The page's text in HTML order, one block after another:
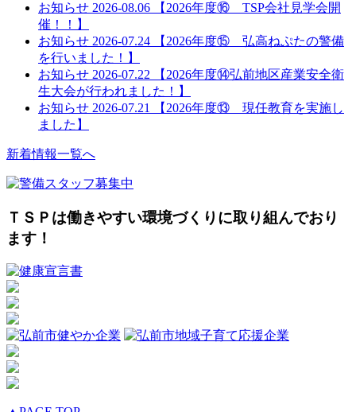
お知らせ 2026-08.06
【2026年度⑯ TSP会社見学会開
催！！】
お知らせ 2026-07.24
【2026年度⑮ 弘高ねぷたの警備
を行いました！】
お知らせ 2026-07.22
【2026年度⑭弘前地区産業安全衛
生大会が行われました！】
お知らせ 2026-07.21
【2026年度⑬ 現任教育を実施し
ました】
新着情報一覧へ
ＴＳＰは働きやすい環境づくりに取り組んでおり
ます！